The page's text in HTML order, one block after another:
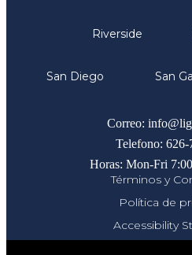
Riverside
San Diego San
Correo:
Telefono: 626-
Horas: Mon-Fri
Términos y
Política de
Accessibility